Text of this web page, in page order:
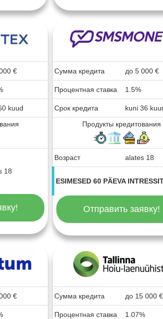
€
kuud
18
Сумма кредита до 5 000 €
Процентная ставка 1.5%
Срок кредита
kuni 36
Продукты кредитования
Возраст alates 18
ESIMESED 60 PÄEVA
Отправить заявку!
€ Сумма кредита до 15 000 €
Процентная ставка 1.07%